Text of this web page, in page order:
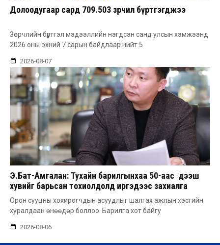
Долоодугаар сард 709.503 зөрчил бүртгэгджээ
Зөрчлийн бүртгэл мэдээллийн нэгдсэн санд улсын хэмжээнд
2026 оны эхний 7 сарын байдлаар нийт 5
2026-08-07
Э.Бат-Амгалан: Тухайн барилгынхаа 50-аас дээш
хувийг барьсан тохиолдолд иргэдээс захиалга
авдаг болгоно
Орон сууцны хохирогчдын асуудлыг шалгах ажлын хэсгийн
хуралдаан өнөөдөр боллоо. Барилга хот байгу
2026-08-06